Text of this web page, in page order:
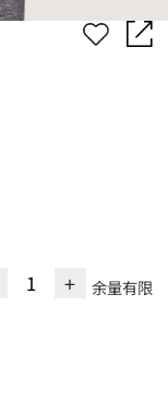
+ 余量有限